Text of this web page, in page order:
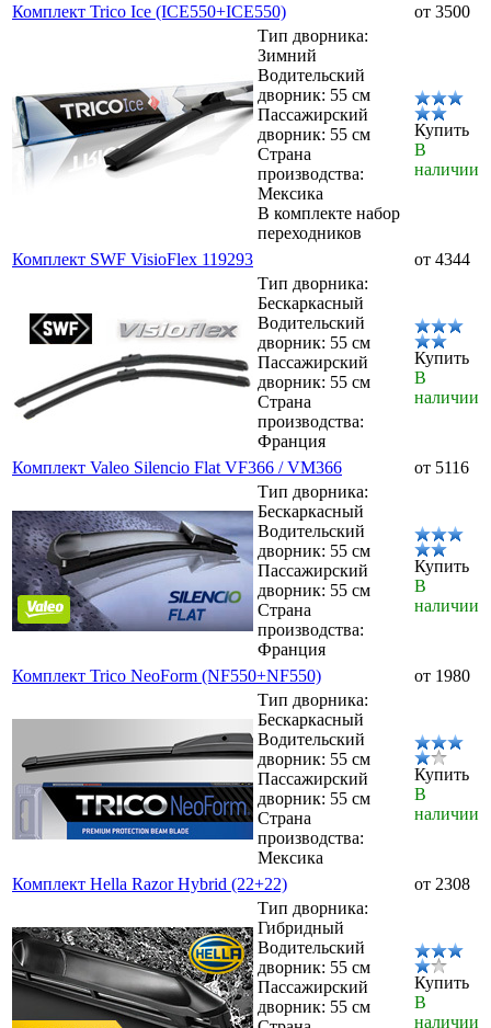
Комплект Trico Ice (ICE550+ICE550)
от 3500
Тип дворника:
Зимний
Водительский
дворник: 55 см
Пассажирский
дворник: 55 см
Страна
производства:
Мексика
В комплекте набор
переходников
Купить
В
наличии
Комплект SWF VisioFlex 119293
от 4344
Тип дворника:
Бескаркасный
Водительский
дворник: 55 см
Пассажирский
дворник: 55 см
Страна
производства:
Франция
Купить
В
наличии
Комплект Valeo Silencio Flat VF366 / VM366
от 5116
Тип дворника:
Бескаркасный
Водительский
дворник: 55 см
Пассажирский
дворник: 55 см
Страна
производства:
Франция
Купить
В
наличии
Комплект Trico NeoForm (NF550+NF550)
от 1980
Тип дворника:
Бескаркасный
Водительский
дворник: 55 см
Пассажирский
дворник: 55 см
Страна
производства:
Мексика
Купить
В
наличии
Комплект Hella Razor Hybrid (22+22)
от 2308
Тип дворника:
Гибридный
Водительский
дворник: 55 см
Пассажирский
дворник: 55 см
Купить
В
наличии